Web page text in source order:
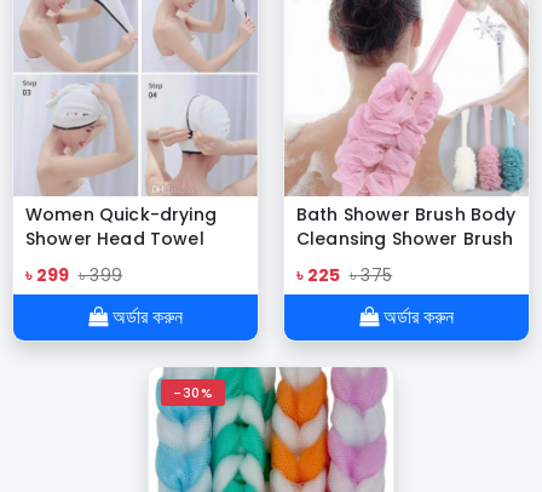
Women Quick-drying
Shower Head Towel
৳ 299 ৳ 399
অর্ডার করুন
Bath Shower Brush Body
Cleansing Shower Brush
৳ 225 ৳ 375
অর্ডার করুন
-30%